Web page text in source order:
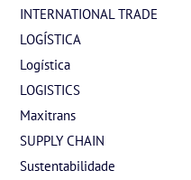
INTERNATIONAL TRADE
LOGÍSTICA
Logística
LOGISTICS
Maxitrans
SUPPLY CHAIN
Sustentabilidade